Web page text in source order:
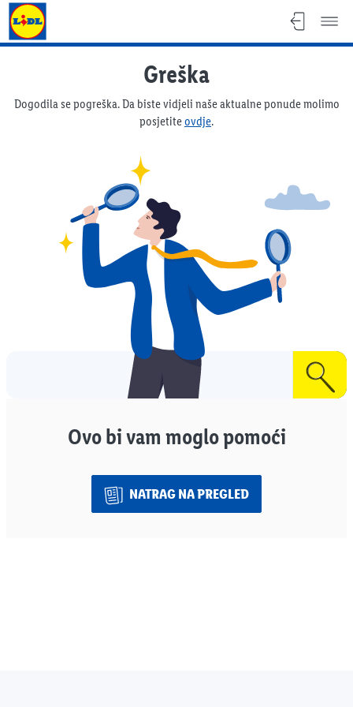
Lidl katalog
Greška
Dogodila se pogreška. Da biste vidjeli naše aktualne ponude molimo
posjetiteovdje.
Ovo bi vam moglo pomoći
NATRAG NA PREGLED